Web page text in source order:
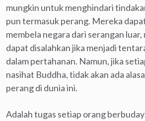
mungkin untuk menghindari
pun termasuk perang. Mereka
membela negara dari serangan
dapat disalahkan jika menjadi
dalam pertahanan. Namun, jika
nasihat Buddha, tidak akan ada
perang di dunia ini.
Adalah tugas setiap orang